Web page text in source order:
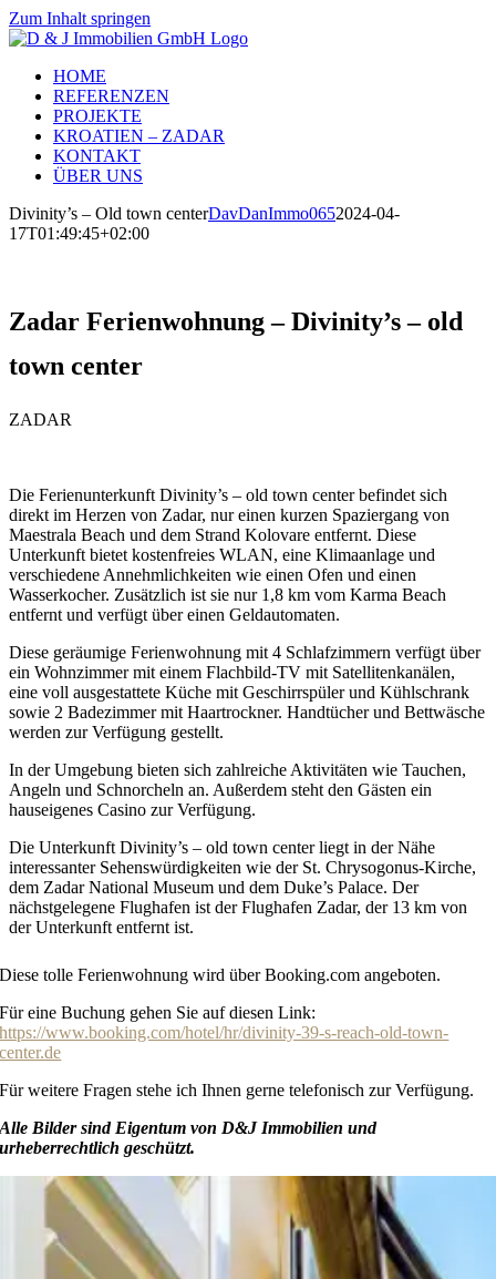
Zum Inhalt springen
HOME
REFERENZEN
PROJEKTE
KROATIEN – ZADAR
KONTAKT
ÜBER UNS
Divinity’s – Old town centerDavDanImmo0652024-04-
17T01:49:45+02:00
Zadar Ferienwohnung – Divinity’s – old
town center
ZADAR
Die Ferienunterkunft Divinity’s – old town center befindet sich
direkt im Herzen von Zadar, nur einen kurzen Spaziergang von
Maestrala Beach und dem Strand Kolovare entfernt. Diese
Unterkunft bietet kostenfreies WLAN, eine Klimaanlage und
verschiedene Annehmlichkeiten wie einen Ofen und einen
Wasserkocher. Zusätzlich ist sie nur 1,8 km vom Karma Beach
entfernt und verfügt über einen Geldautomaten.
Diese geräumige Ferienwohnung mit 4 Schlafzimmern verfügt über
ein Wohnzimmer mit einem Flachbild-TV mit Satellitenkanälen,
eine voll ausgestattete Küche mit Geschirrspüler und Kühlschrank
sowie 2 Badezimmer mit Haartrockner. Handtücher und Bettwäsche
werden zur Verfügung gestellt.
In der Umgebung bieten sich zahlreiche Aktivitäten wie Tauchen,
Angeln und Schnorcheln an. Außerdem steht den Gästen ein
hauseigenes Casino zur Verfügung.
Die Unterkunft Divinity’s – old town center liegt in der Nähe
interessanter Sehenswürdigkeiten wie der St. Chrysogonus-Kirche,
dem Zadar National Museum und dem Duke’s Palace. Der
nächstgelegene Flughafen ist der Flughafen Zadar, der 13 km von
der Unterkunft entfernt ist.
Diese tolle Ferienwohnung wird über Booking.com angeboten.
Für eine Buchung gehen Sie auf diesen Link:
https://www.booking.com/hotel/hr/divinity-39-s-reach-old-town-
center.de
Für weitere Fragen stehe ich Ihnen gerne telefonisch zur Verfügung.
Alle Bilder sind Eigentum von D&J Immobilien und
urheberrechtlich geschützt.